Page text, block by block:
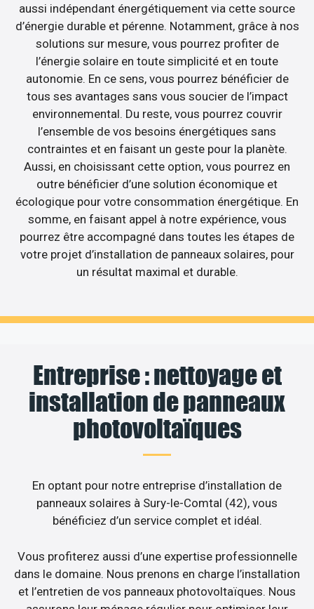
aussi indépendant énergétiquement via cette source
d’énergie durable et pérenne. Notamment, grâce à nos
solutions sur mesure, vous pourrez profiter de
l’énergie solaire en toute simplicité et en toute
autonomie. En ce sens, vous pourrez bénéficier de
tous ses avantages sans vous soucier de l’impact
environnemental. Du reste, vous pourrez couvrir
l’ensemble de vos besoins énergétiques sans
contraintes et en faisant un geste pour la planète.
Aussi, en choisissant cette option, vous pourrez en
outre bénéficier d’une solution économique et
écologique pour votre consommation énergétique. En
somme, en faisant appel à notre expérience, vous
pourrez être accompagné dans toutes les étapes de
votre projet d’installation de panneaux solaires, pour
un résultat maximal et durable.
Entreprise : nettoyage et
installation de panneaux
photovoltaïques
En optant pour notre entreprise d’installation de
panneaux solaires à Sury-le-Comtal (42), vous
bénéficiez d’un service complet et idéal.
Vous profiterez aussi d’une expertise professionnelle
dans le domaine. Nous prenons en charge l’installation
et l’entretien de vos panneaux photovoltaïques. Nous